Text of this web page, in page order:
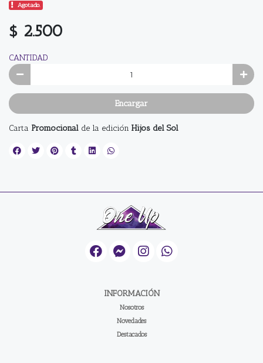
Agotado.
$ 2.500
CANTIDAD
Encargar
Carta Promocional de la edición Hijos del Sol
INFORMACIÓN
Nosotros
Novedades
Destacados